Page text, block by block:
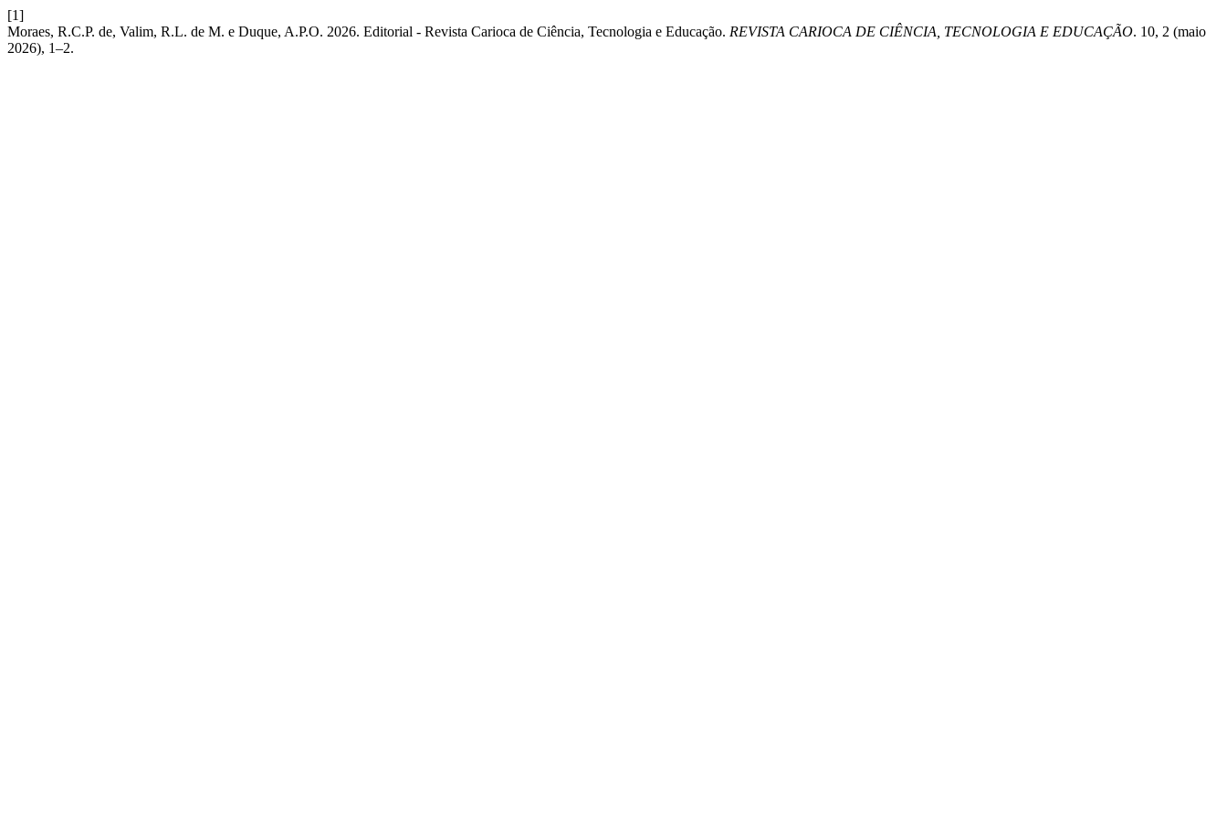
[1]
Moraes, R.C.P. de, Valim, R.L. de M. e Duque, A.P.O. 2026. Editorial - Revista Carioca de Ciência, Tecnologia e Educação. REVISTA CARIOCA DE CIÊNCIA, TECNOLOGIA E EDUCAÇÃO. 10, 2 (maio
2026), 1–2.